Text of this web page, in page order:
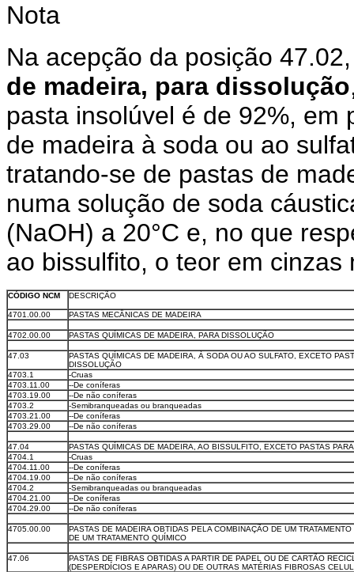
Nota
Na acepção da posição
de madeira, para dissolução
pasta insolúvel é de 92%, em
de madeira à soda ou ao
tratando-se de pastas de
numa solução de soda
(NaOH) a 20°C e, no que
ao bissulfito, o teor em
CÓDIGO NCM DESCRIÇÃO
4701.00.00 PASTAS MECÂNICAS DE MADEIRA
4702.00.00 PASTAS QUÍMICAS DE MADEIRA, PARA DISSOLUÇÃO
47.03
PASTAS QUÍMICAS DE MADEIRA, À SODA OU AO SULFATO, EXCETO
DISSOLUÇÃO
4703.1
-Cruas
4703.11.00
--De coníferas
4703.19.00
--De não coníferas
4703.2
-Semibranqueadas ou branqueadas
4703.21.00
--De coníferas
4703.29.00
--De não coníferas
47.04
PASTAS QUÍMICAS DE MADEIRA, AO BISSULFITO, EXCETO PASTAS
4704.1
-Cruas
4704.11.00
--De coníferas
4704.19.00
--De não coníferas
4704.2
-Semibranqueadas ou branqueadas
4704.21.00
--De coníferas
4704.29.00
--De não coníferas
4705.00.00
PASTAS DE MADEIRA OBTIDAS PELA COMBINAÇÃO DE UM
DE UM TRATAMENTO QUÍMICO
47.06
PASTAS DE FIBRAS OBTIDAS A PARTIR DE PAPEL OU DE CARTÃO
(DESPERDÍCIOS E APARAS) OU DE OUTRAS MATÉRIAS FIBROSAS